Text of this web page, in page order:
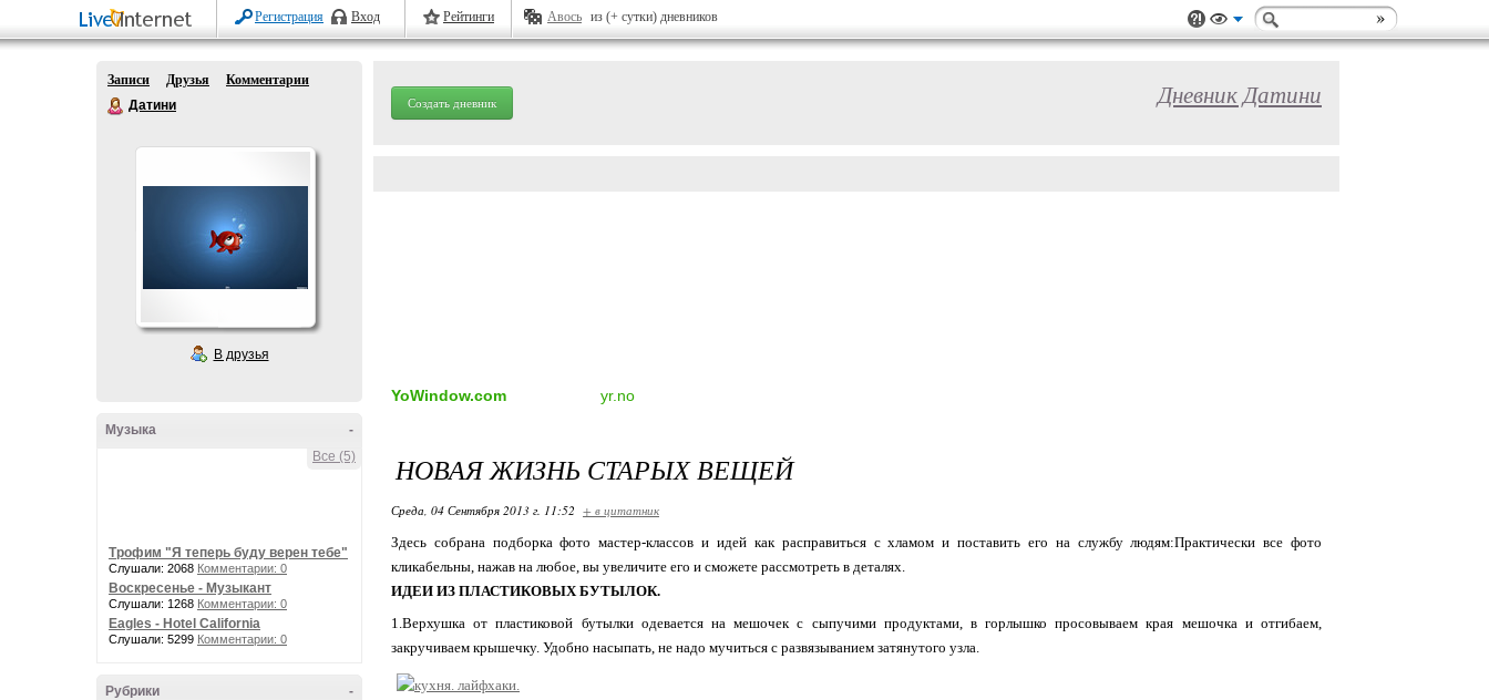
Регистрация Вход Рейтинги Авось из (+ сутки) дневников
Записи Друзья
Комментарии
Датини
В друзья
-
Музыка
Все (5)
Трофим "Я теперь буду верен тебе"
Слушали: 2068 Комментарии: 0
Воскресенье - Музыкант
Слушали: 1268 Комментарии: 0
Eagles - Hotel California
Слушали: 5299 Комментарии: 0
-
Рубрики
Создать дневник Дневник Датини
YoWindow.com yr.no
НОВАЯ ЖИЗНЬ СТАРЫХ ВЕЩЕЙ
Среда, 04 Сентября 2013 г. 11:52 + в цитатник
Здесь собрана подборка фото мастер-классов и идей как расправиться с хламом и поставить его на службу людям:Практически все фото
кликабельны, нажав на любое, вы увеличите его и сможете рассмотреть в деталях.
ИДЕИ ИЗ ПЛАСТИКОВЫХ БУТЫЛОК.
1.Верхушка от пластиковой бутылки одевается на мешочек с сыпучими продуктами, в горлышко просовываем края мешочка и отгибаем,
закручиваем крышечку. Удобно насыпать, не надо мучиться с развязыванием затянутого узла.